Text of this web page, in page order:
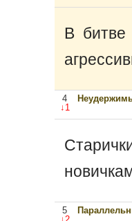
В битве
4
↓1
5